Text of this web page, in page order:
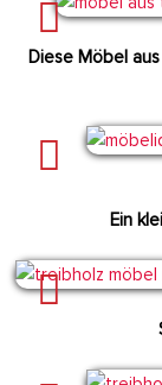
Diese Möbel
Ein